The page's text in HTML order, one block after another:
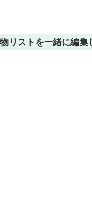
リストを一緒に編集